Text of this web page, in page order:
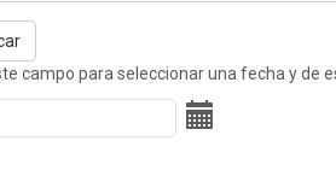
campo para seleccionar una fecha y de